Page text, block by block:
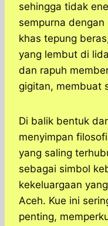
sehingga tidak
sempurna
khas tepung
yang lembut di
dan rapuh
gigitan, membuat
Di balik bentuk
menyimpan
yang saling
sebagai simbol
kekeluargaan
Aceh. Kue ini
penting,